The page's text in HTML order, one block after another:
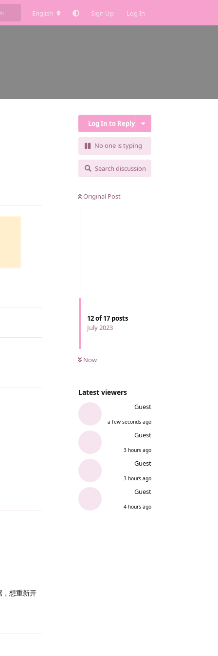
English Sign Up Log In
Log In to Reply
No one is typing
Search discussion
Original Post
12of17 posts
July 2023
Now
Latest viewers
Guest
a few seconds ago
Guest
3 hours ago
Guest
3 hours ago
Guest
4 hours ago
想重新开